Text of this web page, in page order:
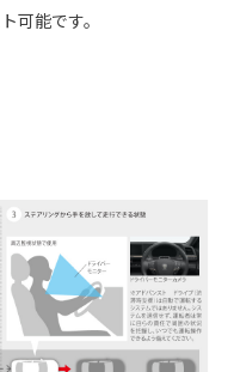
可能です。